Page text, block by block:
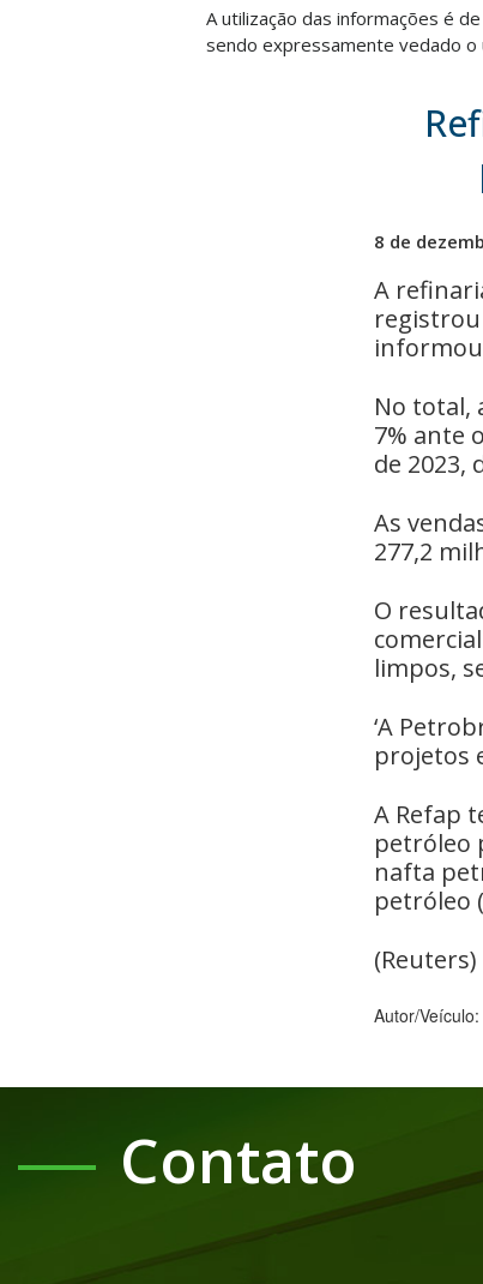
A utilização das informações é
sendo expressamente vedado
8 de
A
registrou
No total,
7% ante
de 2023,
As
277,2
O
limpos,
‘A
projetos
A Refap
petróleo
nafta
petróleo
(Reuters)
Autor/
Contato